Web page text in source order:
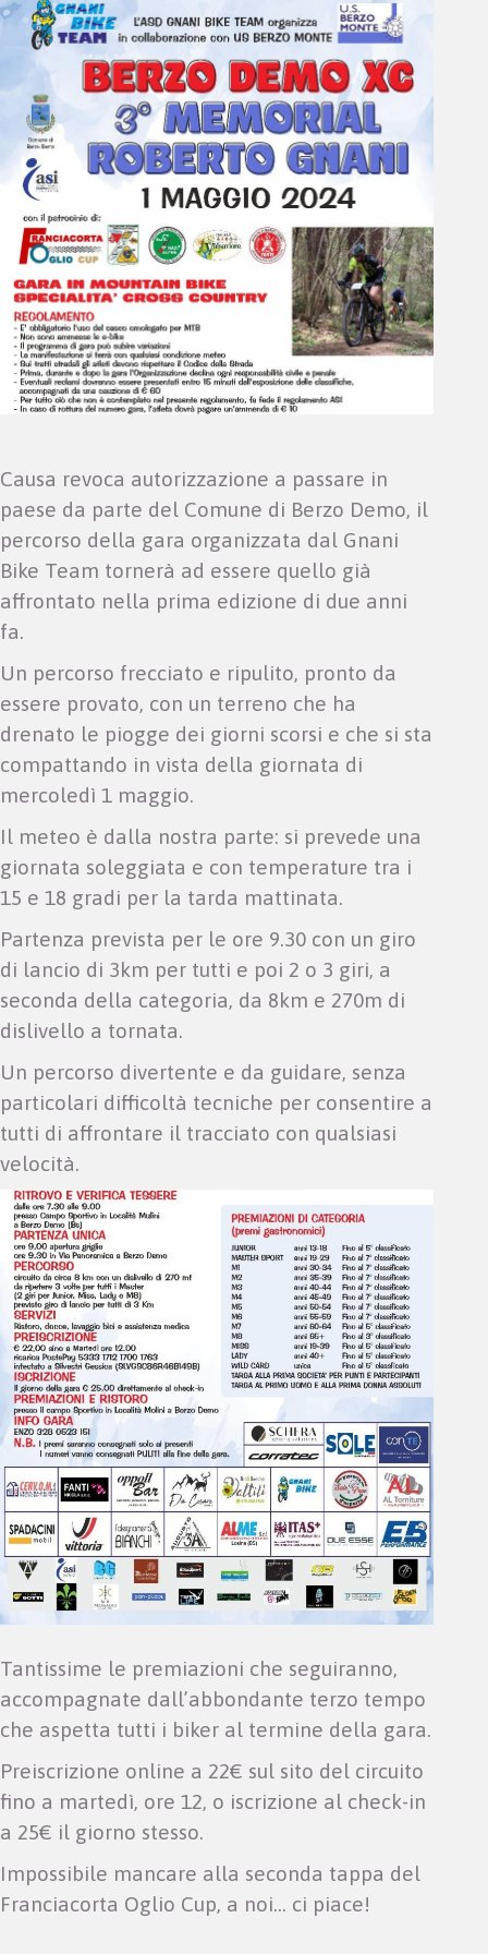
Causa revoca autorizzazione a passare in
paese da parte del Comune di Berzo Demo, il
percorso della gara organizzata dal Gnani
Bike Team tornerà ad essere quello già
affrontato nella prima edizione di due anni
fa.
Un percorso frecciato e ripulito, pronto da
essere provato, con un terreno che ha
drenato le piogge dei giorni scorsi e che si sta
compattando in vista della giornata di
mercoledì 1 maggio.
Il meteo è dalla nostra parte: si prevede una
giornata soleggiata e con temperature tra i
15 e 18 gradi per la tarda mattinata.
Partenza prevista per le ore 9.30 con un giro
di lancio di 3km per tutti e poi 2 o 3 giri, a
seconda della categoria, da 8km e 270m di
dislivello a tornata.
Un percorso divertente e da guidare, senza
particolari difficoltà tecniche per consentire a
tutti di affrontare il tracciato con qualsiasi
velocità.
Tantissime le premiazioni che seguiranno,
accompagnate dall’abbondante terzo tempo
che aspetta tutti i biker al termine della gara.
Preiscrizione online a 22€ sul sito del circuito
fino a martedì, ore 12, o iscrizione al check-in
a 25€ il giorno stesso.
Impossibile mancare alla seconda tappa del
Franciacorta Oglio Cup, a noi… ci piace!